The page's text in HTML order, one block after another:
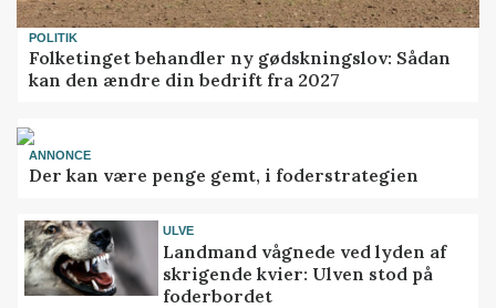
POLITIK
Folketinget behandler ny gødskningslov: Sådan
kan den ændre din bedrift fra 2027
ANNONCE
Der kan være penge gemt, i foderstrategien
ULVE
Landmand vågnede ved lyden af
skrigende kvier: Ulven stod på
foderbordet